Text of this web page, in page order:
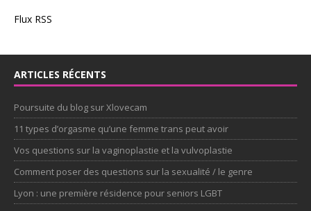
Flux RSS
ARTICLES RÉCENTS
Poursuite du blog sur Xlovecam
11 types d’orgasme qu’une femme trans peut avoir
Vos questions sur la vaginoplastie et la vulvoplastie
Comment poser des questions sur la sexualité / le genre
Lyon : une première résidence pour seniors LGBT